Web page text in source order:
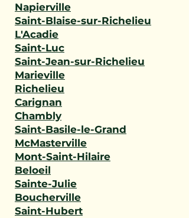
Napierville
Saint-Blaise-sur-Richelieu
L'Acadie
Saint-Luc
Saint-Jean-sur-Richelieu
Marieville
Richelieu
Carignan
Chambly
Saint-Basile-le-Grand
McMasterville
Mont-Saint-Hilaire
Beloeil
Sainte-Julie
Boucherville
Saint-Hubert